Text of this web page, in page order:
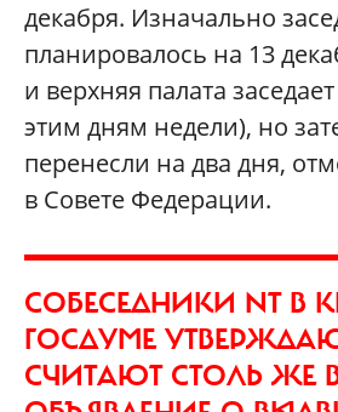
декабря. Изначально
планировалось на 13
и верхняя палата
этим дням недели), но
перенесли на два дня,
в Совете Федерации.
СОБЕСЕДНИКИ NT В
ГОСДУМЕ
СЧИТАЮТ СТОЛЬ ЖЕ